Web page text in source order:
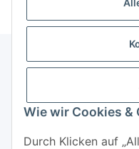
Wie wir Cookies &
Durch Klicken auf
Informationen
Mehr über